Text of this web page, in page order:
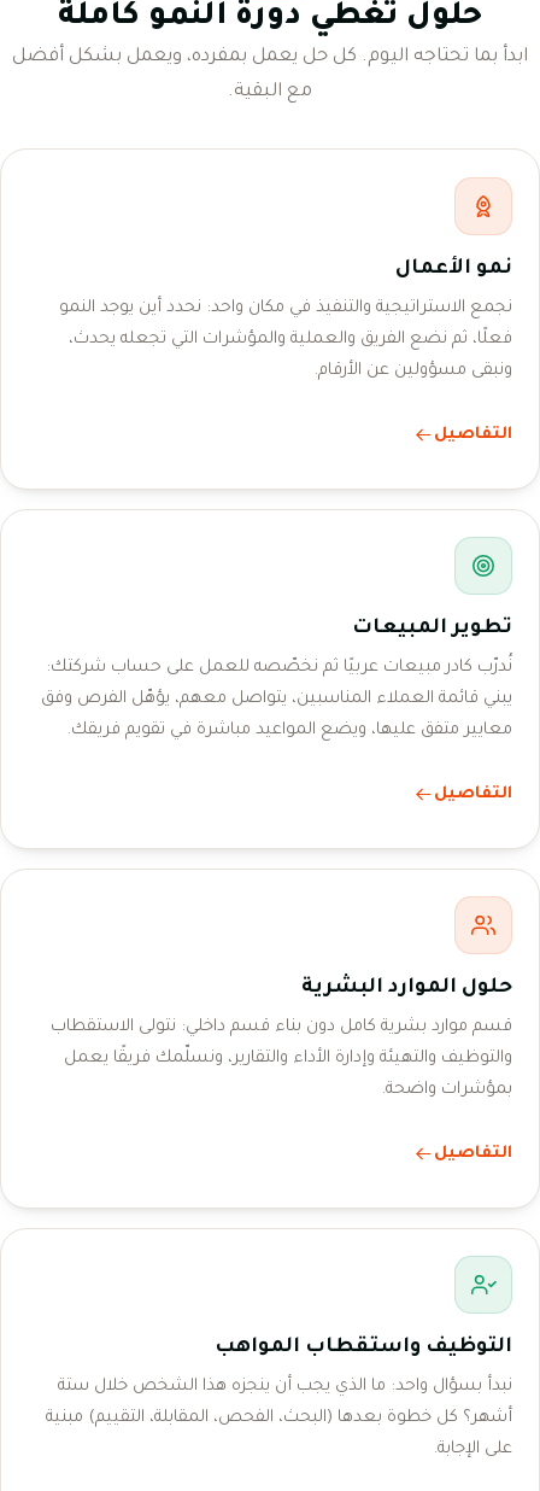
حلول تغطي دورة النمو كاملة
ابدأ بما تحتاجه اليوم. كل حل يعمل بمفرده، ويعمل بشكل أفضل
مع البقية.
نمو الأعمال
نجمع الاستراتيجية والتنفيذ في مكان واحد: نحدد أين يوجد النمو
فعلًا، ثم نضع الفريق والعملية والمؤشرات التي تجعله يحدث،
ونبقى مسؤولين عن الأرقام.
التفاصيل
تطوير المبيعات
نُدرّب كادر مبيعات عربيًا ثم نخصّصه للعمل على حساب شركتك:
يبني قائمة العملاء المناسبين، يتواصل معهم، يؤهّل الفرص وفق
معايير متفق عليها، ويضع المواعيد مباشرة في تقويم فريقك.
التفاصيل
حلول الموارد البشرية
قسم موارد بشرية كامل دون بناء قسم داخلي: نتولى الاستقطاب
والتوظيف والتهيئة وإدارة الأداء والتقارير، ونسلّمك فريقًا يعمل
بمؤشرات واضحة.
التفاصيل
التوظيف واستقطاب المواهب
نبدأ بسؤال واحد: ما الذي يجب أن ينجزه هذا الشخص خلال ستة
أشهر؟ كل خطوة بعدها (البحث، الفحص، المقابلة، التقييم) مبنية
على الإجابة.